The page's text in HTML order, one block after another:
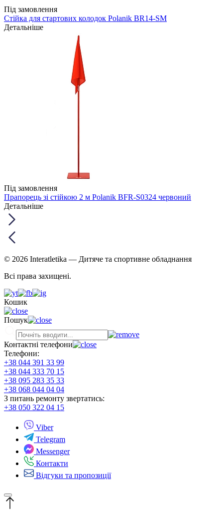
Під замовлення
Стійка для стартових колодок Polanik BR14-SM
Детальніше
Під замовлення
Прапорець зі стійкою 2 м Polanik BFR-S0324 червоний
Детальніше
© 2026 Interatletika — Дитяче та спортивне обладнання
Всі права захищені.
Кошик
Пошук
Контактні телефони
Телефони:
+38 044 391 33 99
+38 044 333 70 15
+38 095 283 35 33
+38 068 044 04 04
З питань ремонту звертатись:
+38 050 322 04 15
Viber
Telegram
Messenger
Контакти
Відгуки та пропозиції